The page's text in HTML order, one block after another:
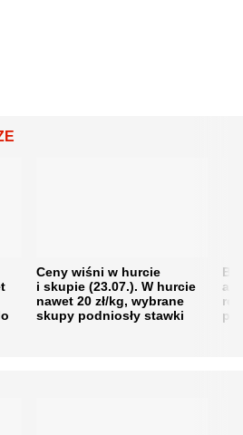
Ceny wiśni w hurcie
i skupie (23.07.). W hurcie
nawet 20 zł/kg, wybrane
skupy podniosły stawki